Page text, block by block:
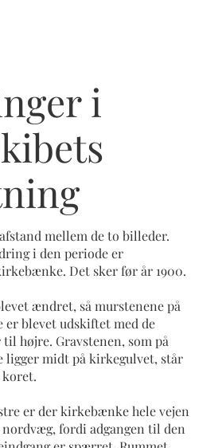
i
mellem de to billeder.
i den periode er
Det sker før år 1900.
ændret, så murstenene på
blevet udskiftet med de
højre. Gravstenen, som på
midt på kirkegulvet, står
er der kirkebænke hele vejen
fordi adgangen til den